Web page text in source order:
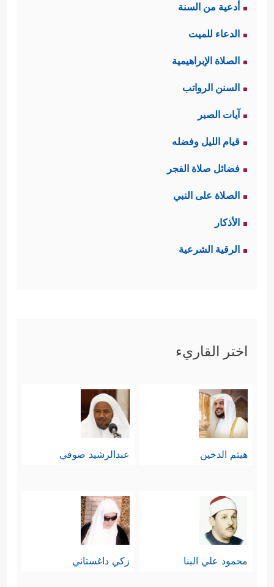
أدعية من السنة
الدعاء للميت
الصلاة الإبراهيمية
السنن الرواتب
آيات الصبر
قيام الليل وفضله
فضائل صلاة الفجر
الصلاة على النبي
الأذكار
الرقية الشرعية
اختر القاريء
هيثم الدخين عبدالرشيد صوفي
محمود علي البنا زكي داغستاني